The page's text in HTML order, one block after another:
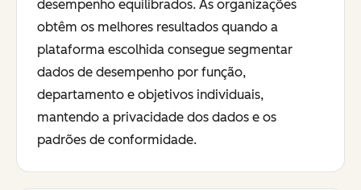
desempenho equilibrados. As organizações
obtêm os melhores resultados quando a
plataforma escolhida consegue segmentar
dados de desempenho por função,
departamento e objetivos individuais,
mantendo a privacidade dos dados e os
padrões de conformidade.